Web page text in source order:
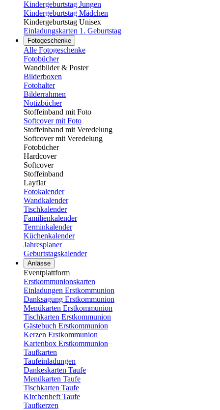
Kindergeburtstag Jungen
Kindergeburtstag Mädchen
Kindergeburtstag Unisex
Einladungskarten 1. Geburtstag
Fotogeschenke
Alle Fotogeschenke
Fotobücher
Wandbilder & Poster
Bilderboxen
Fotohalter
Bilderrahmen
Notizbücher
Stoffeinband mit Foto
Softcover mit Foto
Stoffeinband mit Veredelung
Softcover mit Veredelung
Fotobücher
Hardcover
Softcover
Stoffeinband
Layflat
Fotokalender
Wandkalender
Tischkalender
Familienkalender
Terminkalender
Küchenkalender
Jahresplaner
Geburtstagskalender
Anlässe
Eventplattform
Erstkommunionskarten
Einladungen Erstkommunion
Danksagung Erstkommunion
Menükarten Erstkommunion
Tischkarten Erstkommunion
Gästebuch Erstkommunion
Kerzen Erstkommunion
Kartenbox Erstkommunion
Taufkarten
Taufeinladungen
Dankeskarten Taufe
Menükarten Taufe
Tischkarten Taufe
Kirchenheft Taufe
Taufkerzen